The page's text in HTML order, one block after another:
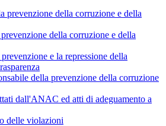
prevenzione della corruzione e della
della corruzione e della
e la repressione della
della prevenzione della corruzione
dall'ANAC ed atti di adeguamento a
delle violazioni